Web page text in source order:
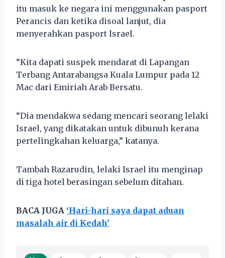
itu masuk ke negara ini menggunakan pasport
Perancis dan ketika disoal lanjut, dia
menyerahkan pasport Israel.
“Kita dapati suspek mendarat di Lapangan
Terbang Antarabangsa Kuala Lumpur pada 12
Mac dari Emiriah Arab Bersatu.
“Dia mendakwa sedang mencari seorang lelaki
Israel, yang dikatakan untuk dibunuh kerana
pertelingkahan keluarga,” katanya.
Tambah Razarudin, lelaki Israel itu menginap
di tiga hotel berasingan sebelum ditahan.
BACA JUGA ‘Hari-hari saya dapat aduan
masalah air di Kedah’